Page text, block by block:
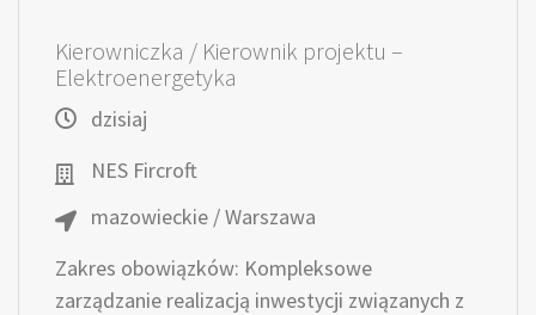
Kierowniczka / Kierownik projektu –
Elektroenergetyka
dzisiaj
NES Fircroft
mazowieckie / Warszawa
Zakres obowiązków: Kompleksowe
zarządzanie realizacją inwestycji związanych z